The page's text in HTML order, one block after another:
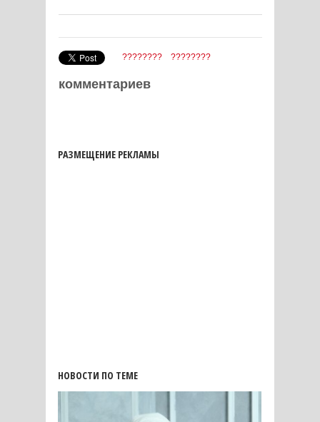
???????? ????????
комментариев
РАЗМЕЩЕНИЕ РЕКЛАМЫ
НОВОСТИ ПО ТЕМЕ